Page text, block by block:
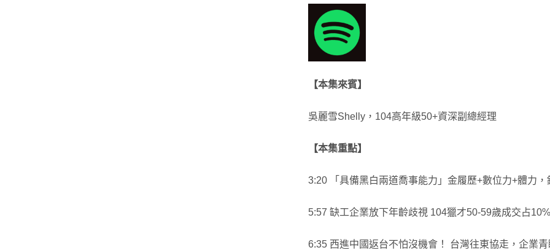
【本集來賓】
吳麗雪Shelly，104高年級50+資深副總經理
【本集重點】
3:20 「具備黑白兩道喬事能力」金履歷+數位力+體力
5:57 缺工企業放下年齡歧視 104獵才50-59歲成交占
6:35 西進中國返台不怕沒機會！ 台灣往東協走，企業